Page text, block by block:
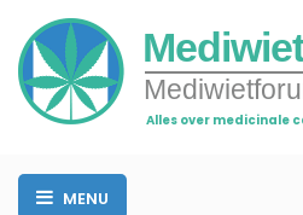
Alles over medicinale
MENU